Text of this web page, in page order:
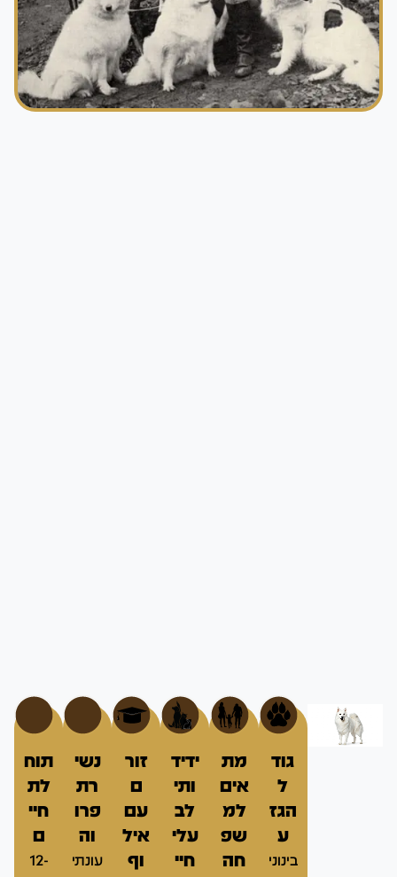
גוד
ל
הגז
ע
בינוני
מת
אים
למ
שפ
חה
ידיד
ותי
לב
עלי
חיי
זור
ם
עם
איל
וף
נשי
רת
פרו
וה
עונתי
תוח
לת
חיי
ם
12-